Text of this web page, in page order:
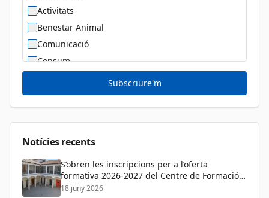
Activitats
Benestar Animal
Comunicació
Consum
Diversitat Sexual i de Gènere
Dona
Subscriure'm
Notícies recents
S’obren les inscripcions per a l’oferta
formativa 2026-2027 del Centre de Formació
de Persones Adultes
18 juny 2026